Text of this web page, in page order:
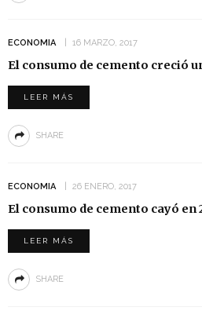
ECONOMIA 16 MARZO, 2017
El consumo de cemento creció
LEER MÁS
SHARE
ECONOMIA 26 ENERO, 2017
El consumo de cemento cayó en
LEER MÁS
SHARE